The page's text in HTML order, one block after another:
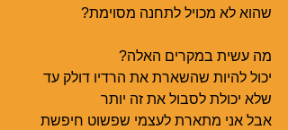
שהוא לא מכויל לתחנה מסוימת?
מה עשית במקרים האלה?
יכול להיות שהשארת את הרדיו דולק עד
שלא יכולת לסבול את זה יותר
אבל אני מתארת לעצמי שפשוט חיפשת